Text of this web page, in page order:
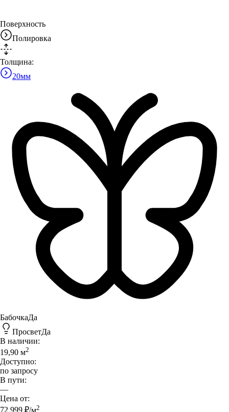
Поверхность
Полировка
Толщина:
20мм
БабочкаДа
ПросветДа
В наличии:
19,90 м2
Доступно:
по запросу
В пути:
—
Цена от:
72 999 ₽/м2